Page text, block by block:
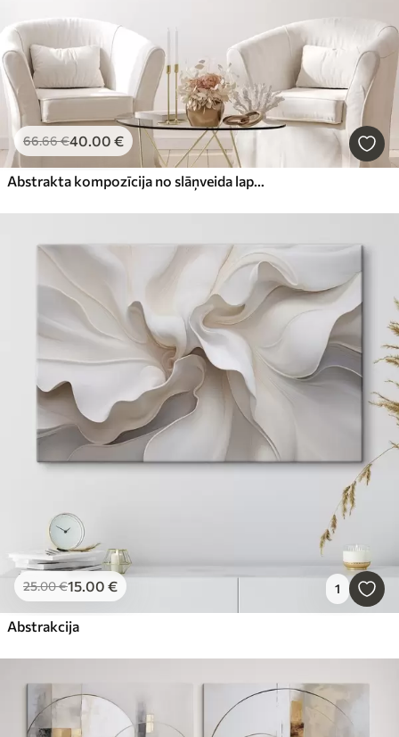
66.66€40.00 €
Abstrakta kompozīcija no slāņveida lapām, izliektām formām melnā, baltā un smilškrāsā, faktūrmāksla
25.00€15.00 € 1
Abstrakcija